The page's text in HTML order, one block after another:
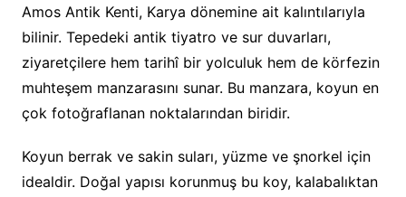
Amos Antik Kenti, Karya dönemine ait kalıntılarıyla
bilinir. Tepedeki antik tiyatro ve sur duvarları,
ziyaretçilere hem tarihî bir yolculuk hem de körfezin
muhteşem manzarasını sunar. Bu manzara, koyun en
çok fotoğraflanan noktalarından biridir.
Koyun berrak ve sakin suları, yüzme ve şnorkel için
idealdir. Doğal yapısı korunmuş bu koy, kalabalıktan